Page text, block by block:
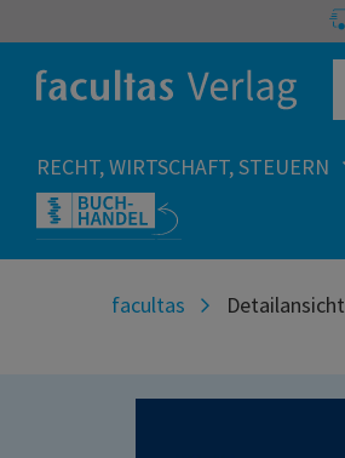
RECHT, WIRTSCHAFT, STEUERN
facultas Detailansicht